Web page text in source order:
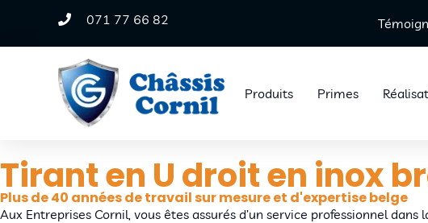
071 77 66 82
Produits Primes
Tirant en U droit en inox
Plus de 40 années de travail sur mesure et d'expertise belge
Aux Entreprises Cornil, vous êtes assurés d’un service professionnel